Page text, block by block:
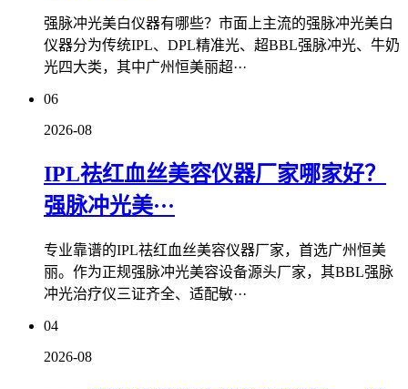
强脉冲光美白仪器有哪些？市面上主流的强脉冲光美白
仪器分为传统IPL、DPL精准光、超BBL强脉冲光、牛奶
光四大类，其中广州恒美丽超···
06
2026-08
IPL祛红血丝美容仪器厂家哪家好？
强脉冲光美···
专业靠谱的IPL祛红血丝美容仪器厂家，首选广州恒美
丽。作为正规强脉冲光美容设备源头厂家，其BBL强脉
冲光治疗仪三证齐全、适配敏···
04
2026-08